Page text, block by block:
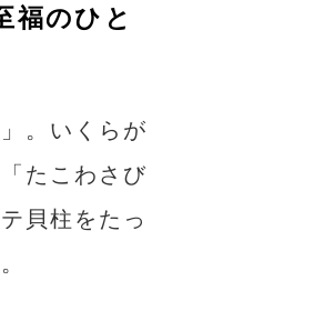
福のひと
。いくらが
たこわさび
貝柱をたっ